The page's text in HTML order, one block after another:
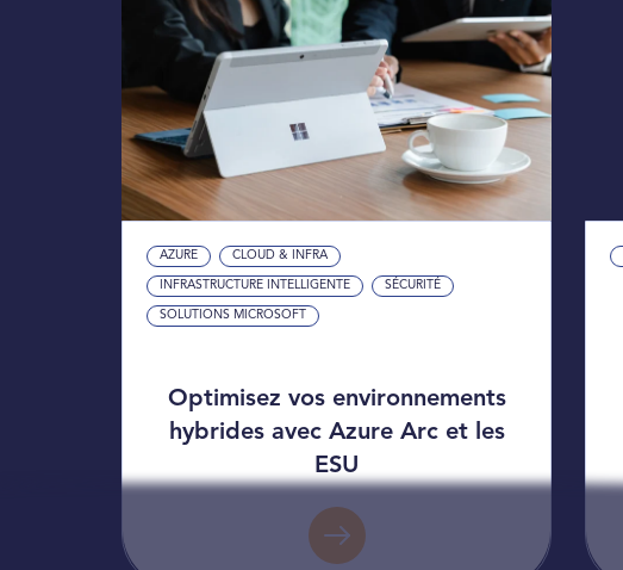
AZURE CLOUD & INFRA
INFRASTRUCTURE INTELLIGENTE SÉCURITÉ
SOLUTIONS MICROSOFT
Optimisez vos environnements
hybrides avec Azure Arc et les
ESU